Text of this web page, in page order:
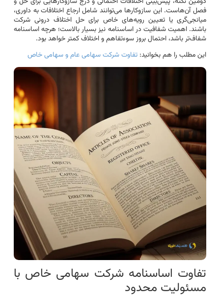
فصل آن‌هاست. این سازوکارها می‌توانند شامل ارجاع اختلافات به داوری،
میانجی‌گری یا تعیین رویه‌های خاص برای حل اختلاف درونی شرکت
باشند. اهمیت شفافیت در اساسنامه نیز بسیار بالاست؛ هرچه اساسنامه
شفاف‌تر باشد، احتمال بروز سوءتفاهم و اختلاف کمتر خواهد بود.
این مطلب را هم بخوانید: تفاوت شرکت سهامی عام و سهامی خاص
تفاوت اساسنامه شرکت سهامی خاص با
مسئولیت محدود